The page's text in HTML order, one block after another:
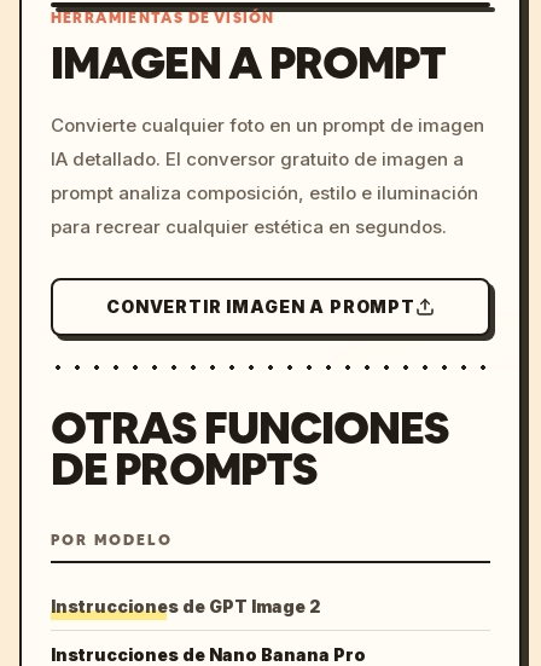
c, cyberpunk sunset, neon
colors, 8k --v 6.0
HERRAMIENTAS DE VISIÓN
IMAGEN A PROMPT
Convierte cualquier foto en un prompt de imagen
IA detallado. El conversor gratuito de imagen a
prompt analiza composición, estilo e iluminación
para recrear cualquier estética en segundos.
CONVERTIR IMAGEN A PROMPT
OTRAS FUNCIONES
DE PROMPTS
POR MODELO
Instrucciones de GPT Image 2
Instrucciones de Nano Banana Pro